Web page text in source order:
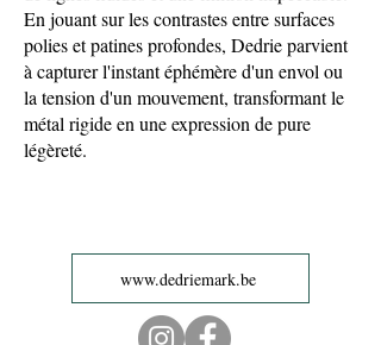
En jouant sur les contrastes entre surfaces
polies et patines profondes, Dedrie parvient
à capturer l'instant éphémère d'un envol ou
la tension d'un mouvement, transformant le
métal rigide en une expression de pure
légèreté.
www.dedriemark.be